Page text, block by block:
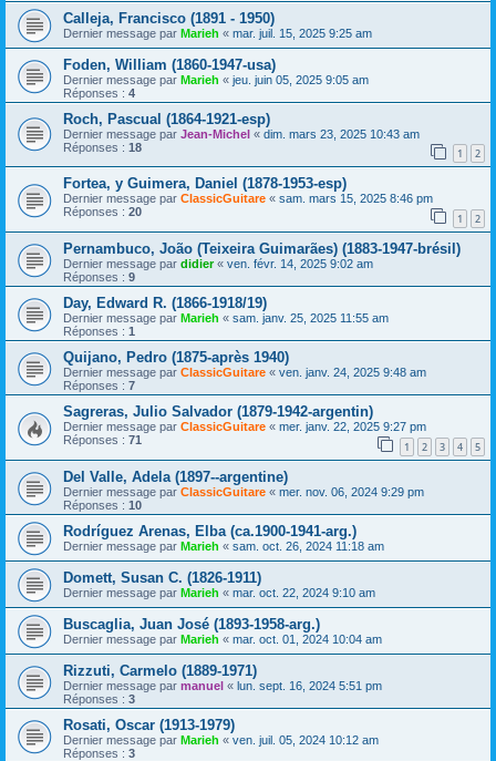
Calleja, Francisco (1891 - 1950)
Dernier message par Marieh « mar. juil. 15, 2025 9:25 am
Foden, William (1860-1947-usa)
Dernier message par Marieh « jeu. juin 05, 2025 9:05 am
Réponses : 4
Roch, Pascual (1864-1921-esp)
Dernier message par Jean-Michel « dim. mars 23, 2025 10:43 am
Réponses : 18 1 2
Fortea, y Guimera, Daniel (1878-1953-esp)
Dernier message par ClassicGuitare « sam. mars 15, 2025 8:46 pm
Réponses : 20 1 2
Pernambuco, João (Teixeira Guimarães) (1883-1947-brésil)
Dernier message par didier« ven. févr. 14, 2025 9:02 am
Réponses : 9
Day, Edward R. (1866-1918/19)
Dernier message par Marieh « sam. janv. 25, 2025 11:55 am
Réponses : 1
Quijano, Pedro (1875-après 1940)
Dernier message par ClassicGuitare « ven. janv. 24, 2025 9:48 am
Réponses : 7
Sagreras, Julio Salvador (1879-1942-argentin)
Dernier message par ClassicGuitare « mer. janv. 22, 2025 9:27 pm
Réponses : 71 1 2 3 4 5
Del Valle, Adela (1897--argentine)
Dernier message par ClassicGuitare « mer. nov. 06, 2024 9:29 pm
Réponses : 10
Rodríguez Arenas, Elba (ca.1900-1941-arg.)
Dernier message par Marieh « sam. oct. 26, 2024 11:18 am
Domett, Susan C. (1826-1911)
Dernier message par Marieh « mar. oct. 22, 2024 9:10 am
Buscaglia, Juan José (1893-1958-arg.)
Dernier message par Marieh « mar. oct. 01, 2024 10:04 am
Rizzuti, Carmelo (1889-1971)
Dernier message par manuel « lun. sept. 16, 2024 5:51 pm
Réponses : 3
Rosati, Oscar (1913-1979)
Dernier message par Marieh « ven. juil. 05, 2024 10:12 am
Réponses : 3